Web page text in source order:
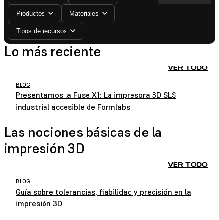
Productos Materiales
Tipos de recursos
Lo más reciente
VER TODO
BLOG
Presentamos la Fuse X1: La impresora 3D SLS
industrial accesible de Formlabs
Las nociones básicas de la
impresión 3D
VER TODO
BLOG
Guía sobre tolerancias, fiabilidad y precisión en la
impresión 3D